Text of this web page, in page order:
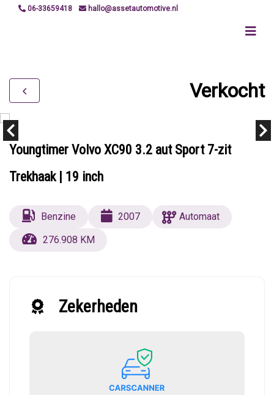
06-33659418 hallo@assetautomotive.nl
Verkocht
Youngtimer Volvo XC90 3.2 aut Sport 7-zit
Trekhaak | 19 inch
Benzine 2007
Automaat
276.908 KM
Zekerheden